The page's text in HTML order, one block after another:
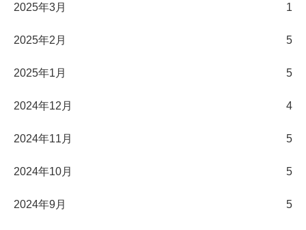
2025年3月 1
2025年2月 5
2025年1月 5
2024年12月 4
2024年11月 5
2024年10月 5
2024年9月 5